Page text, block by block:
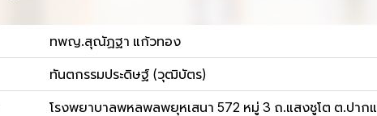
ทพญ.สุณัฏฐา แก้วทอง
ทันตกรรมประดิษฐ์ (วุฒิบัตร)
โรงพยาบาลพหลพลพยุหเสนา 572 หมู่ 3 ถ.แสงชูโต ต.ปา